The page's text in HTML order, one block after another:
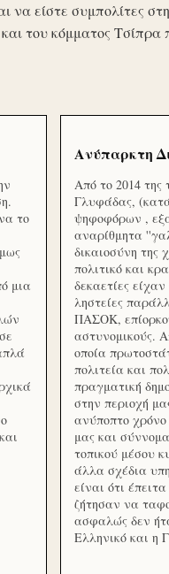
να είστε συμπολίτες
του κόμματος
το
μια
Ανύπαρκτη
Από το 2014 της
Γλυφάδας,
ψηφοφόρων ,
αναρίθμητα
δικαιοσύνη της
πολιτικό και
δεκαετίες
ληστείες
ΠΑΣΟΚ,
αστυνομικούς.
οποία
πολιτεία και
πραγματική
στην περιοχή
ανύποπτο
μας και
τοπικού μέσου
άλλα σχέδια
είναι ότι
ζήτησαν να
ασφαλώς δεν
Ελληνικό και η